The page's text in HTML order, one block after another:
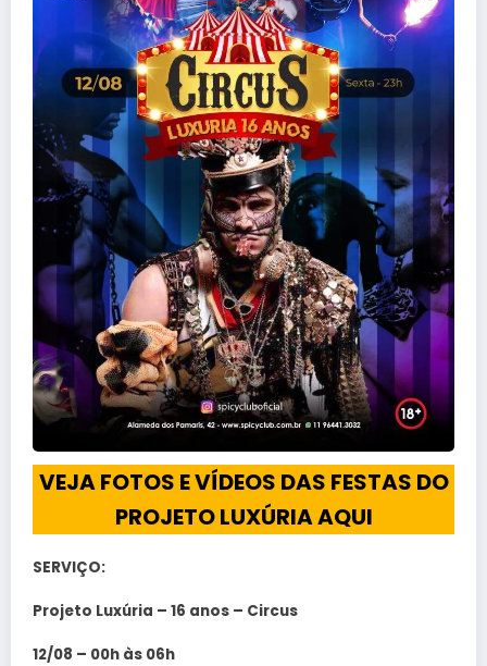
VEJA FOTOS E VÍDEOS DAS FESTAS DO
PROJETO LUXÚRIA AQUI
SERVIÇO:
Projeto Luxúria – 16 anos – Circus
12/08 – 00h às 06h